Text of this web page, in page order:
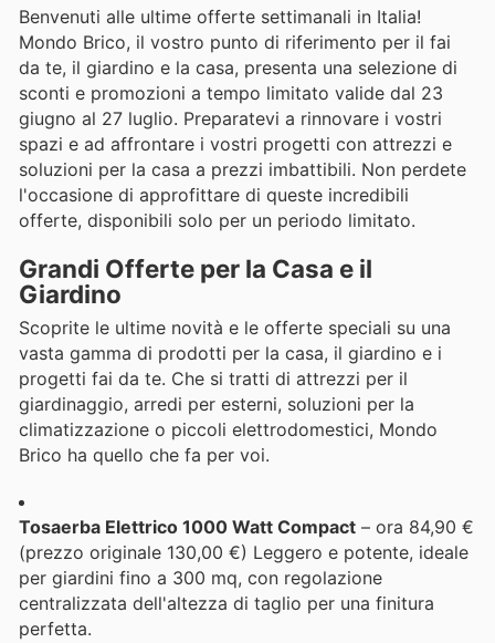
Benvenuti alle ultime offerte settimanali in Italia!
Mondo Brico, il vostro punto di riferimento per il fai
da te, il giardino e la casa, presenta una selezione di
sconti e promozioni a tempo limitato valide dal 23
giugno al 27 luglio. Preparatevi a rinnovare i vostri
spazi e ad affrontare i vostri progetti con attrezzi e
soluzioni per la casa a prezzi imbattibili. Non perdete
l'occasione di approfittare di queste incredibili
offerte, disponibili solo per un periodo limitato.
Grandi Offerte per la Casa e il
Giardino
Scoprite le ultime novità e le offerte speciali su una
vasta gamma di prodotti per la casa, il giardino e i
progetti fai da te. Che si tratti di attrezzi per il
giardinaggio, arredi per esterni, soluzioni per la
climatizzazione o piccoli elettrodomestici, Mondo
Brico ha quello che fa per voi.
Tosaerba Elettrico 1000 Watt Compact – ora 84,90 €
(prezzo originale 130,00 €) Leggero e potente, ideale
per giardini fino a 300 mq, con regolazione
centralizzata dell'altezza di taglio per una finitura
perfetta.